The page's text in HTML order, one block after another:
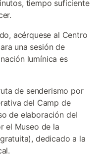
tiempo suficiente
acérquese al Centro
una sesión de
lumínica es
de senderismo por
del Camp de
de elaboración del
el Museo de la
dedicado a la